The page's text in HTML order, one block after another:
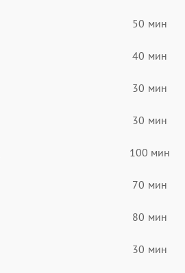
50 мин
40 мин
30 мин
30 мин
100 мин
70 мин
80 мин
30 мин